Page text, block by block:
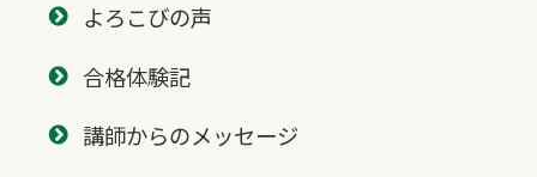
よろこびの声
合格体験記
講師からのメッセージ